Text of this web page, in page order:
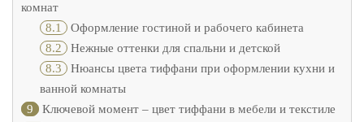
комнат
8.1 Оформление гостиной и рабочего кабинета
8.2 Нежные оттенки для спальни и детской
8.3 Нюансы цвета тиффани при оформлении кухни и
ванной комнаты
9
Ключевой момент – цвет тиффани в мебели и текстиле